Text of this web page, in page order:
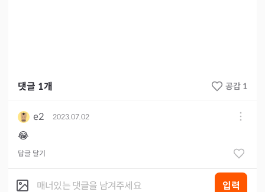
댓글 1개 공감 1
e2 2023.07.02
😂
답글 달기
입력